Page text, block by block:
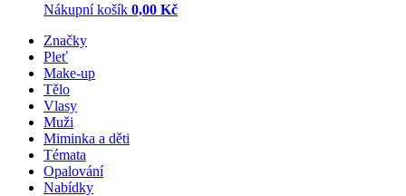
Nákupní košík 0,00 Kč
Značky
Pleť
Make-up
Tělo
Vlasy
Muži
Miminka a děti
Témata
Opalování
Nabídky